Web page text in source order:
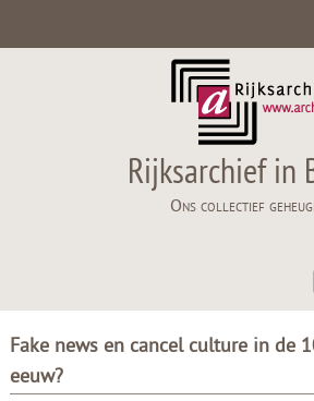
Rijksarchief in
Ons collectief
Fake news en cancel culture in de
eeuw?